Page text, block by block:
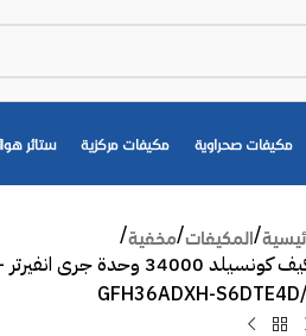
مكيفات صحراوية مكيفات مركزية ستائر
المكيفات مخفية
GFH36ADXH-